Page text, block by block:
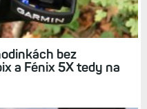
do navigace nebo